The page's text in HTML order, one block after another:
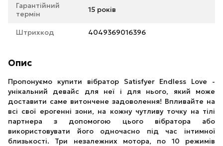
Гарантійний
термін
15 років
Штрихкод 4049369016396
Опис
Пропонуємо купити вібратор Satisfyer Endless Love -
унікальний девайс для неї і для нього, який може
доставити саме витончене задоволення! Впливайте на
всі свої ерогенні зони, на кожну чутливу точку на тілі
партнера з допомогою цього вібратора або
використовувати його одночасно під час інтимної
близькості. Три незалежних мотора, по 10 режимів